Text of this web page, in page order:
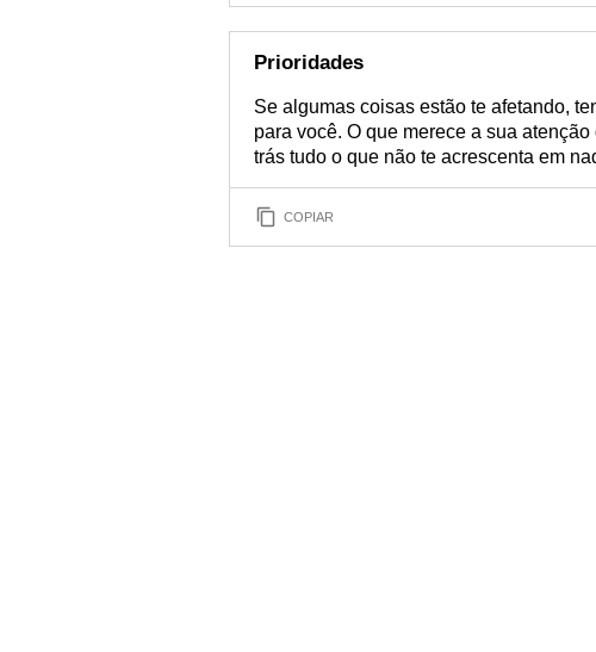
Prioridades
Se algumas coisas estão te afetando,
para você. O que merece a sua
trás tudo o que não te acrescenta em
COPIAR